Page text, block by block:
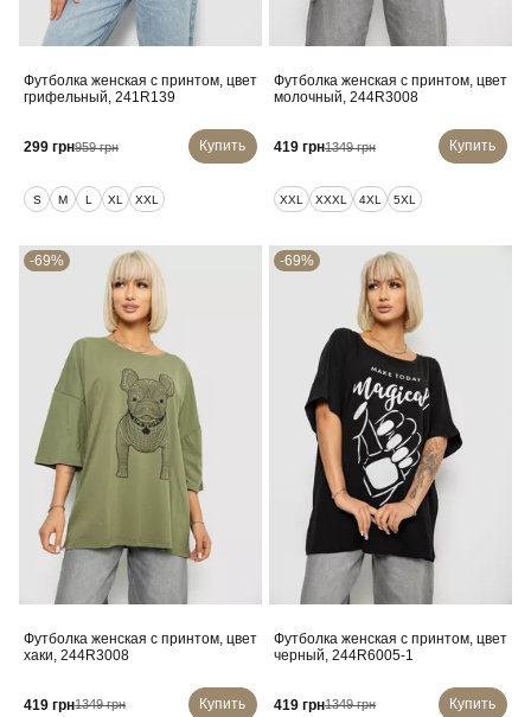
Футболка женская с принтом, цвет
грифельный, 241R139
299 грн959 грн Купить
S M L XL XXL
Футболка женская с принтом, цвет
молочный, 244R3008
419 грн1349 грн Купить
XXL XXXL 4XL 5XL
-69%
Футболка женская с принтом, цвет
хаки, 244R3008
419 грн1349 грн Купить
-69%
Футболка женская с принтом, цвет
черный, 244R6005-1
419 грн1349 грн Купить